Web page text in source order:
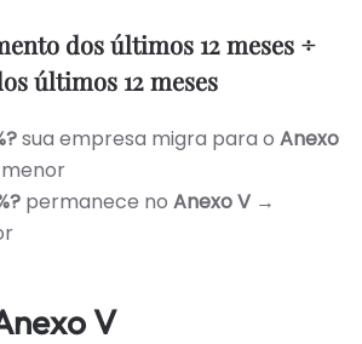
dos últimos 12 meses ÷
últimos 12 meses
sua empresa migra para o Anexo
permanece no Anexo V →
V